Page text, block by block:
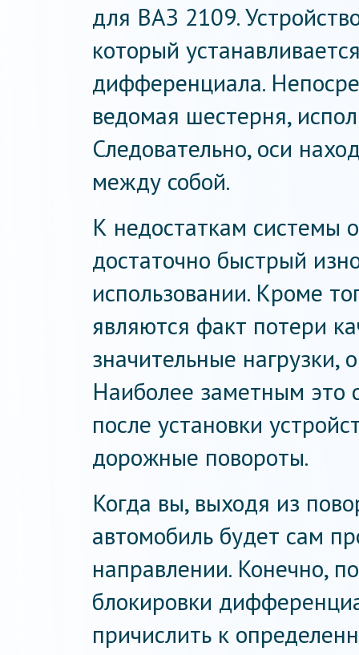
для ВАЗ 2109.
который
дифференциала.
ведомая шестерня,
Следовательно, оси
между собой.
К недостаткам системы
достаточно быстрый
использовании. Кроме
являются факт потери
значительные нагрузки,
Наиболее заметным это
после установки
дорожные повороты.
Когда вы, выходя из
автомобиль будет сам
направлении. Конечно,
блокировки
причислить к